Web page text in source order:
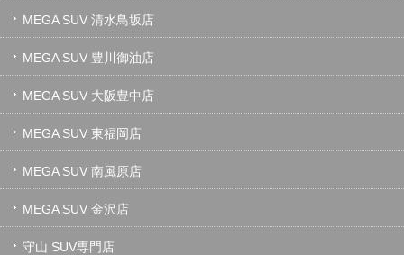
MEGA SUV 清水鳥坂店
MEGA SUV 豊川御油店
MEGA SUV 大阪豊中店
MEGA SUV 東福岡店
MEGA SUV 南風原店
MEGA SUV 金沢店
守山 SUV専門店